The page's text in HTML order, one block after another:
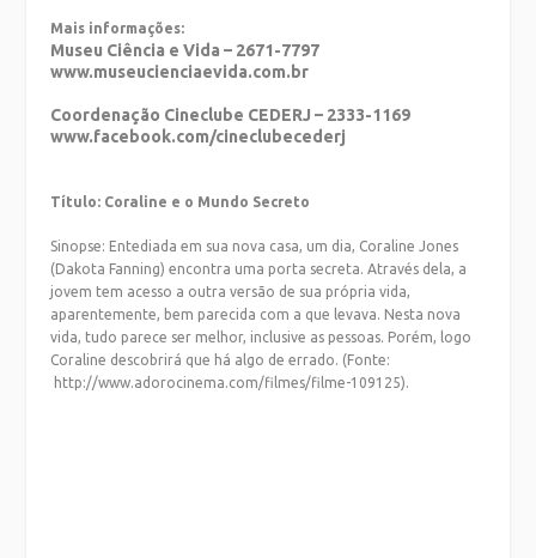
Mais informações:
Museu Ciência e Vida – 2671-7797
www.museucienciaevida.com.br
Coordenação Cineclube CEDERJ – 2333-1169
www.facebook.com/cineclubecederj
Título: Coraline e o Mundo Secreto
Sinopse: Entediada em sua nova casa, um dia, Coraline Jones
(Dakota Fanning) encontra uma porta secreta. Através dela, a
jovem tem acesso a outra versão de sua própria vida,
aparentemente, bem parecida com a que levava. Nesta nova
vida, tudo parece ser melhor, inclusive as pessoas. Porém, logo
Coraline descobrirá que há algo de errado. (Fonte:
http://www.adorocinema.com/filmes/filme-109125).